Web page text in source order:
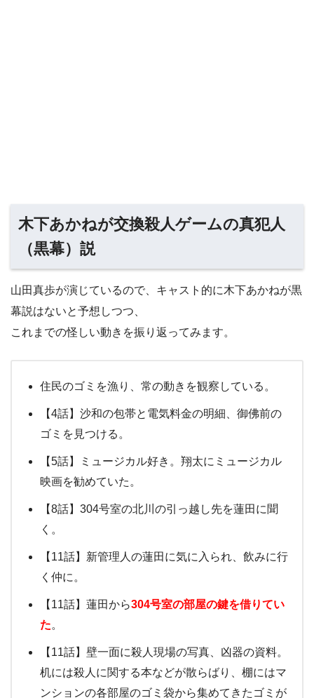
木下あかねが交換殺人ゲームの真犯人
（黒幕）説
山田真歩が演じているので、キャスト的に木下あかねが黒
幕説はないと予想しつつ、
これまでの怪しい動きを振り返ってみます。
住民のゴミを漁り、常の動きを観察している。
【4話】沙和の包帯と電気料金の明細、御佛前の
ゴミを見つける。
【5話】ミュージカル好き。翔太にミュージカル
映画を勧めていた。
【8話】304号室の北川の引っ越し先を蓮田に聞
く。
【11話】新管理人の蓮田に気に入られ、飲みに行
く仲に。
【11話】蓮田から304号室の部屋の鍵を借りてい
た。
【11話】壁一面に殺人現場の写真、凶器の資料。
机には殺人に関する本などが散らばり、棚にはマ
ンションの各部屋のゴミ袋から集めてきたゴミが